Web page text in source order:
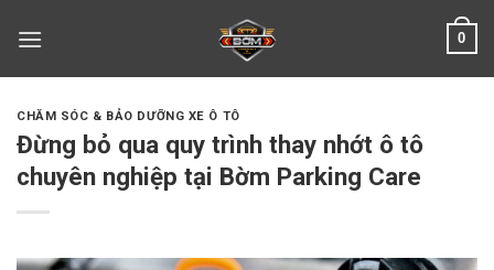
0
CHĂM SÓC & BẢO DƯỠNG XE Ô TÔ
Đừng bỏ qua quy trình thay nhớt ô tô
chuyên nghiệp tại Bờm Parking Care